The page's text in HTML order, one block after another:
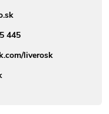
445
liverosk